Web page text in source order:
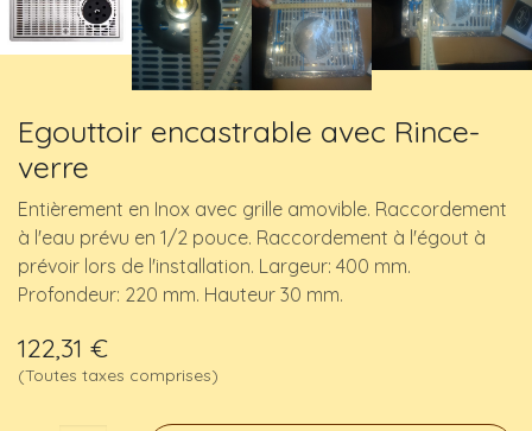
Egouttoir encastrable avec Rince-
verre
Entièrement en Inox avec grille amovible. Raccordement
à l'eau prévu en 1/2 pouce. Raccordement à l'égout à
prévoir lors de l'installation. Largeur: 400 mm.
Profondeur: 220 mm. Hauteur 30 mm.
122,31 €
(Toutes taxes comprises)